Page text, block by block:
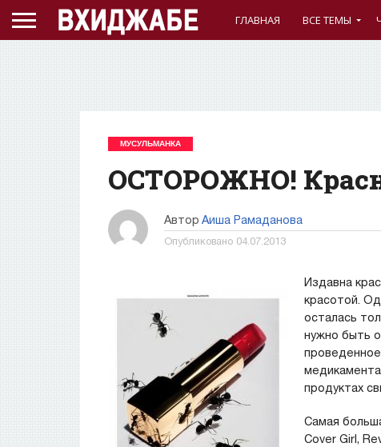
ГЛАВНАЯ ВСЕ ТЕМЫ
МУСУЛЬМАНКА
ОСТОРОЖНО!
Автор Аиша Рамаданова
Опубликовано 04.07.2013
Издавна
красотой.
осталась
нужно быть
продуктах
Самая
Cover Girl,